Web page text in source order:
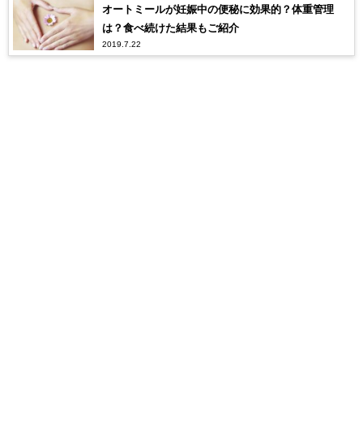
オートミールが妊娠中の便秘に効果的？体重管理
は？食べ続けた結果もご紹介
2019.7.22